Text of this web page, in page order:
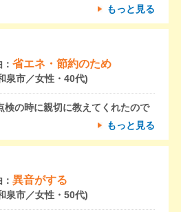
もっと見る
省エネ・節約のため
泉市／女性・40代)
の時に親切に教えてくれたので
もっと見る
異音がする
泉市／女性・50代)